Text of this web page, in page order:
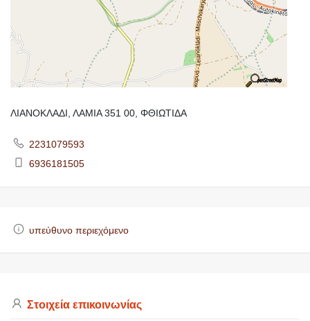
ΛΙΑΝΟΚΛΑΔΙ, ΛΑΜΙΑ 351 00, ΦΘΙΩΤΙΔΑ
2231079593
6936181505
υπεύθυνο περιεχόμενο
Στοιχεία επικοινωνίας